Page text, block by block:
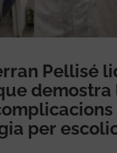
Pellisé
per